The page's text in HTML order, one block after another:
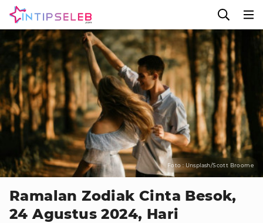
Foto : Unsplash/Scott Broome
Ramalan Zodiak Cinta Besok,
24 Agustus 2024, Hari